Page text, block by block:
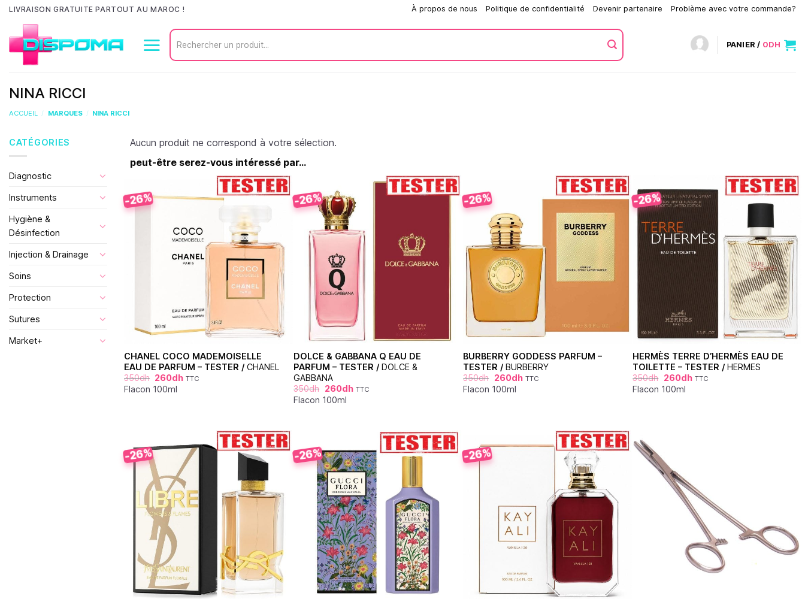
Passer
contenu
LIVRAISON GRATUITE PARTOUT AU MAROC ! À propos de nous Politique de confidentialité Devenir partenaire Problème avec votre commande?
Recherche
pour :
PANIER / 0DH
NINA RICCI
ACCUEIL / MARQUES / NINA RICCI
CATÉGORIES
Diagnostic
Instruments
Hygiène &
Désinfection
Injection & Drainage
Soins
Protection
Sutures
Market+
Aucun produit ne correspond à votre sélection.
peut-être serez-vous intéressé par...
-26%
CHANEL COCO MADEMOISELLE
EAU DE PARFUM – TESTER /CHANEL
350dh 260dh TTC
Flacon 100ml
-26%
DOLCE & GABBANA Q EAU DE
PARFUM – TESTER /DOLCE &
GABBANA
350dh 260dh TTC
Flacon 100ml
-26%
BURBERRY GODDESS PARFUM –
TESTER /BURBERRY
350dh 260dh TTC
Flacon 100ml
-26%
HERMÈS TERRE D’HERMÈS EAU DE
TOILETTE – TESTER /HERMES
350dh 260dh TTC
Flacon 100ml
-26% -26% -26%